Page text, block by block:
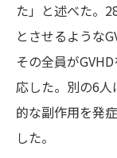
た」と述べた。
とさせるような
その全員が
応した。別の6
的な副作用を発
した。